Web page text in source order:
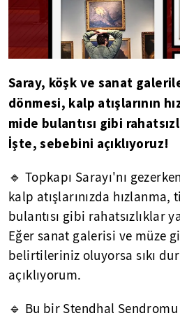
Saray, köşk ve sanat
dönmesi, kalp atışlarının
mide bulantısı gibi
İşte, sebebini açıklıyoruz!
🔹 Topkapı Sarayı'nı
kalp atışlarınızda
bulantısı gibi rahatsızlıklar
Eğer sanat galerisi ve müze
belirtileriniz oluyorsa sıkı
açıklıyorum.
🔹 Bu bir Stendhal